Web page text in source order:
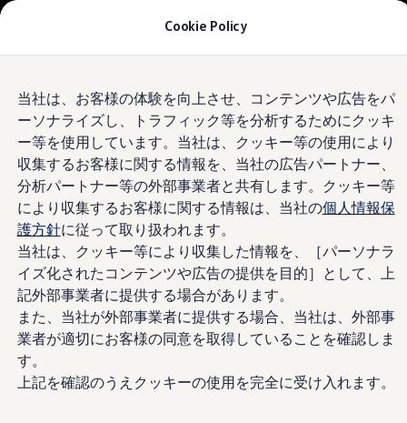
Cookie Policy
当社は、お客様の体験を向上させ、コンテンツや広告をパ
ーソナライズし、トラフィック等を分析するためにクッキ
ー等を使用しています。当社は、クッキー等の使用により
収集するお客様に関する情報を、当社の広告パートナー、
分析パートナー等の外部事業者と共有します。クッキー等
により収集するお客様に関する情報は、当社の個人情報保
護方針に従って取り扱われます。
当社は、クッキー等により収集した情報を、［パーソナラ
イズ化されたコンテンツや広告の提供を目的］として、上
記外部事業者に提供する場合があります。
また、当社が外部事業者に提供する場合、当社は、外部事
業者が適切にお客様の同意を取得していることを確認しま
す。
上記を確認のうえクッキーの使用を完全に受け入れます。
main
content
to
footer
モデル＆見積りシミュレーション
セーフティ マイスター
ID. Buzz
T-Cross
Tiguan
Golf
Golf GTI
Golf R
Golf Variant
Golf R Variant
Passat
ID.4
Polo
Polo GTI
Golf Touran
T-Roc
T-Roc R
フォルクスワーゲンマガジン
キャンペーン/イベント
レビュー動画
Volkswagen日野万願寺
4.9|269 レビュー